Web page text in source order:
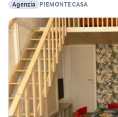
Agenzia
PIEMONTE CASA